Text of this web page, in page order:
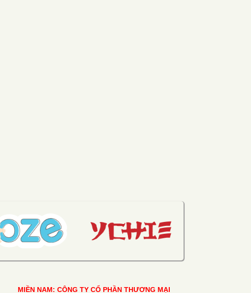
MIỀN NAM: CÔNG TY CỔ PHẦN THƯƠNG MẠI